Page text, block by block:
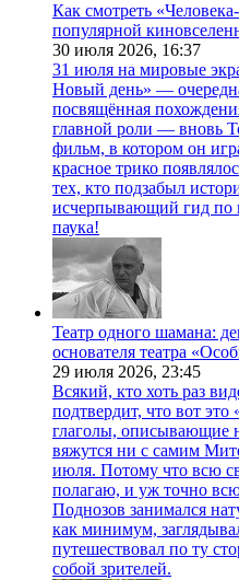
Как смотреть
популярной
30 июля 2026, 16:37
31 июля на мировые
Новый день» —
посвящённая
главной роли — вновь
фильм, в котором он
красное трико
тех, кто подзабыл
исчерпывающий гид по
паука!
Театр одного шамана:
основателя театра
29 июля 2026, 23:45
Всякий, кто хоть раз
подтвердит, что вот это
глаголы, описывающие
вяжутся ни с самим
июля. Потому что всю
полагаю, и уж точно
Поднозов занимался
как минимум,
путешествовал по ту
собой зрителей.